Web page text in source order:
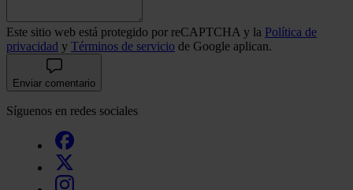
Este sitio web está protegido por reCAPTCHA y la Política de
privacidad y Términos de servicio de Google aplican.
Enviar comentario
Síguenos en redes sociales